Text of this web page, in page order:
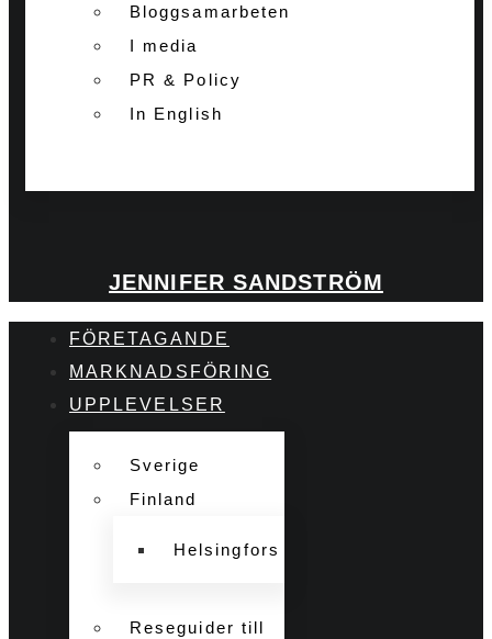
Bloggsamarbeten
I media
PR & Policy
In English
JENNIFER SANDSTRÖM
FÖRETAGANDE
MARKNADSFÖRING
UPPLEVELSER
Sverige
Finland
Helsingfors
Reseguider till